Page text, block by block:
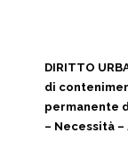
DIRITTO
di
permanente
– Necessità –